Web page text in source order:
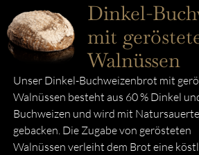
Dinkel-
mit
Walnüssen
Unser Dinkel-Buchweizenbrot mit
Walnüssen besteht aus 60 % Dinkel
Buchweizen und wird mit
gebacken. Die Zugabe von gerösteten
Walnüssen verleiht dem Brot eine